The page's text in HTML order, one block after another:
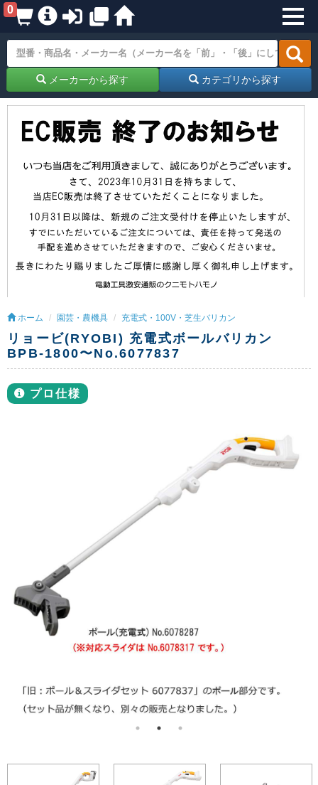
0
メーカーから探す カテゴリから探す
ホーム 園芸・農機具 充電式・100V・芝生バリカン
リョービ(RYOBI) 充電式ボールバリカン
BPB-1800〜No.6077837
プロ仕様